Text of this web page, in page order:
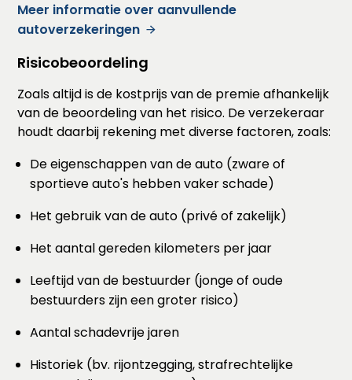
Meer informatie over aanvullende
autoverzekeringen
Risicobeoordeling
Zoals altijd is de kostprijs van de premie afhankelijk
van de beoordeling van het risico. De verzekeraar
houdt daarbij rekening met diverse factoren, zoals:
De eigenschappen van de auto (zware of
sportieve auto's hebben vaker schade)
Het gebruik van de auto (privé of zakelijk)
Het aantal gereden kilometers per jaar
Leeftijd van de bestuurder (jonge of oude
bestuurders zijn een groter risico)
Aantal schadevrije jaren
Historiek (bv. rijontzegging, strafrechtelijke